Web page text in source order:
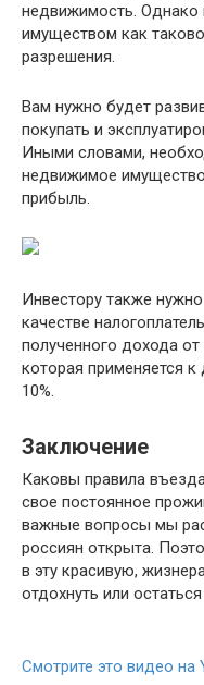
недвижимость.
имуществом как
разрешения.
Вам нужно будет
покупать и
Иными словами,
недвижимое
прибыль.
Инвестору также
качестве
полученного дохода
которая применяется
10%.
Заключение
Каковы правила
свое постоянное
важные вопросы мы
россиян открыта.
в эту красивую,
отдохнуть или
Смотрите это видео на